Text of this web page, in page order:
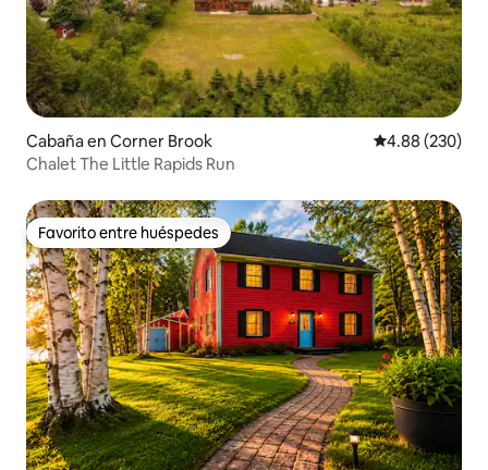
Cabaña en Corner Brook Calificación
4.88 (230)
Chalet The Little Rapids Run
Favorito entre huéspedes
Favorito entre huéspedes